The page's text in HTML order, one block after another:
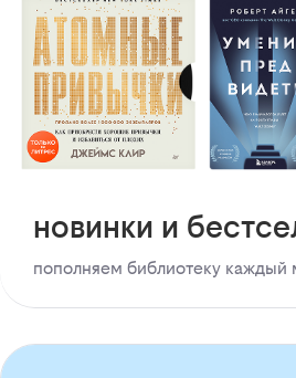
новинки и
пополняем библиотеку каждый